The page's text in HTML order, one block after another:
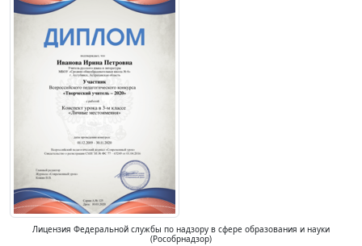
Лицензия Федеральной службы по надзору в сфере образования и науки
(Рособрнадзор)